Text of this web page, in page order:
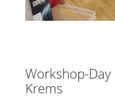
Workshop-
Krems